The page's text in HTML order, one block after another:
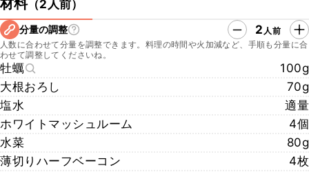
材料（2人前）
分量の調整 2 人前
人数に合わせて分量を調整できます。料理の時間や火加減など、手順も分量に合
わせて調整してくださいね。
牡蠣
100g
大根おろし
70g
塩水
適量
ホワイトマッシュルーム
4個
水菜
80g
薄切りハーフベーコン
4枚